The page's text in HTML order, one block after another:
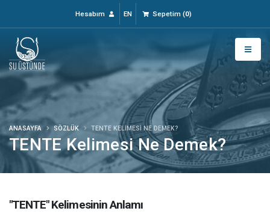
Hesabım EN Sepetim (0)
TENTE Kelimesi Ne Demek?
ANASAYFA SÖZLÜK TENTE KELIMESI NE DEMEK?
"TENTE" Kelimesinin Anlamı